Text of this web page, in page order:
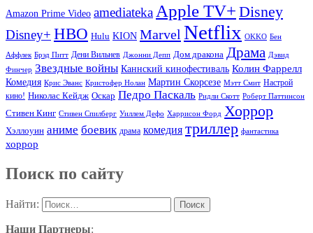
Amazon Prime Video amediateka Apple TV+ Disney
Disney+ HBO Hulu KION Marvel Netflix OKKO Бен
Аффлек Брэд Питт Дени Вильнев Джонни Депп Дом дракона Драма Дэвид
Финчер Звездные войны Каннский кинофестиваль Колин Фаррелл
Комедия Крис Эванс Кристофер Нолан Мартин Скорсезе Мэтт Смит Настрой
кино! Николас Кейдж Оскар Педро Паскаль Ридли Скотт Роберт Паттинсон
Стивен Кинг Стивен Спилберг Уиллем Дефо Харрисон Форд Хоррор
Хэллоуин аниме боевик драма комедия триллер фантастика
хоррор
Поиск по сайту
Найти:
Наши Партнеры: